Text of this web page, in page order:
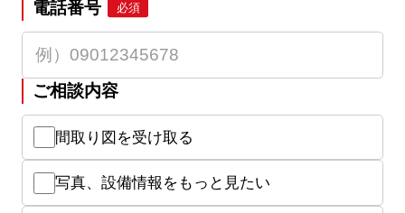
電話番号 必須
ご相談内容
間取り図を受け取る
写真、設備情報をもっと見たい